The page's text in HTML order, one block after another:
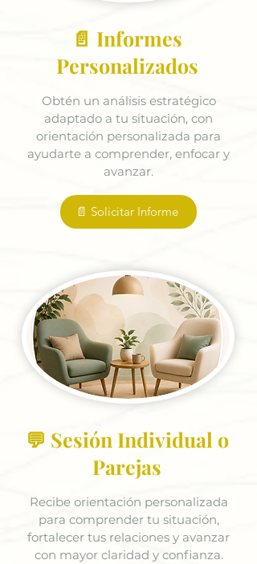
📄 Informes
Personalizados
Obtén un análisis estratégico
adaptado a tu situación, con
orientación personalizada para
ayudarte a comprender, enfocar y
avanzar.
📄 Solicitar Informe
💬 Sesión Individual o
Parejas
Recibe orientación personalizada
para comprender tu situación,
fortalecer tus relaciones y avanzar
con mayor claridad y confianza.